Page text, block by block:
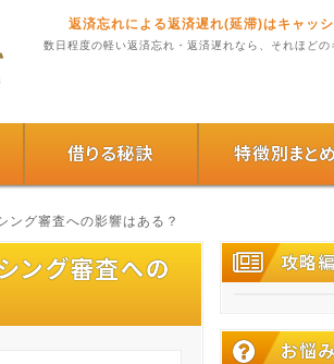
返済忘れによる返済遅れ(延滞)はキャッ
数日程度の軽い返済忘れ・返済遅れなら、それほどの
借りる秘訣 特徴別まとめ
ング審査への影響はある？
ング審査への
攻略
お悩